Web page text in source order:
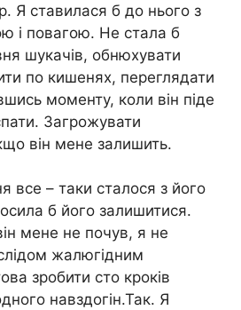
Я ставилася б до нього з
і повагою. Не стала б
шукачів, обнюхувати
по кишенях, переглядати
моменту, коли він піде
Загрожувати
він мене залишить.
все – таки сталося з його
б його залишитися.
мене не почув, я не
жалюгідним
зробити сто кроків
навздогін.Так. Я